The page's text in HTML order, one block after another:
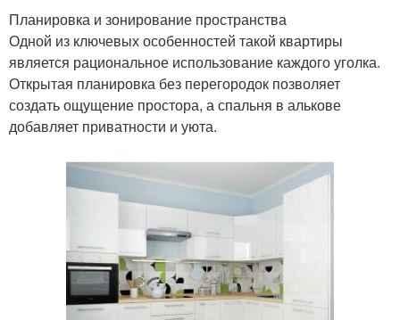
Планировка и зонирование пространства
Одной из ключевых особенностей такой квартиры
является рациональное использование каждого уголка.
Открытая планировка без перегородок позволяет
создать ощущение простора, а спальня в алькове
добавляет приватности и уюта.